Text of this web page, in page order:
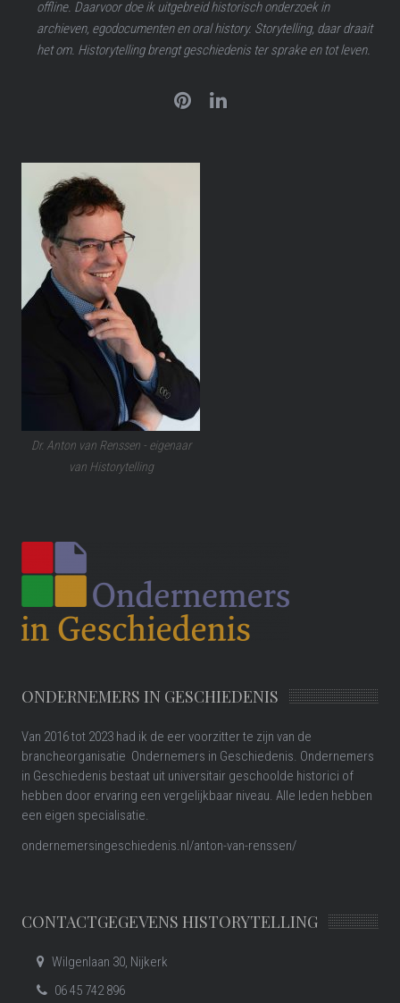
offline. Daarvoor doe ik uitgebreid historisch onderzoek in
archieven, egodocumenten en oral history. Storytelling, daar draait
het om. Historytelling brengt geschiedenis ter sprake en tot leven.
Dr. Anton van Renssen - eigenaar
van Historytelling
ONDERNEMERS IN GESCHIEDENIS
Van 2016 tot 2023 had ik de eer voorzitter te zijn van de
brancheorganisatie Ondernemers in Geschiedenis. Ondernemers
in Geschiedenis bestaat uit universitair geschoolde historici of
hebben door ervaring een vergelijkbaar niveau. Alle leden hebben
een eigen specialisatie.
ondernemersingeschiedenis.nl/anton-van-renssen/
CONTACTGEGEVENS HISTORYTELLING
Wilgenlaan 30, Nijkerk
06 45 742 896